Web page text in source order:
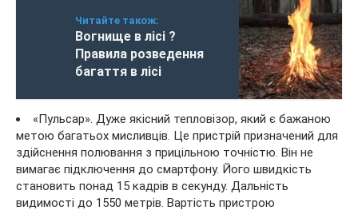
Читайте також:
Вогнище в лісі ?
Правила розведення
багаття в лісі
«Пульсар». Дуже якісний тепловізор, який є бажаною
метою багатьох мисливців. Це пристрій призначений для
здійснення полювання з прицільною точністю. Він не
вимагає підключення до смартфону. Його швидкість
становить понад 15 кадрів в секунду. Дальність
видимості до 1550 метрів. Вартість пристрою